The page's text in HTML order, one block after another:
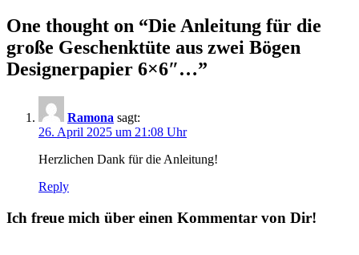
One thought on “Die Anleitung für die
große Geschenktüte aus zwei Bögen
Designerpapier 6×6″…”
Ramona sagt:
26. April 2025 um 21:08 Uhr
Herzlichen Dank für die Anleitung!
Reply
Ich freue mich über einen Kommentar von Dir!